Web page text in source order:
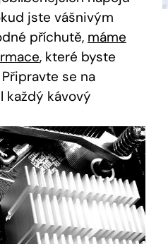
jste vášnivým
příchutě, máme
, které byste
se na
každý kávový